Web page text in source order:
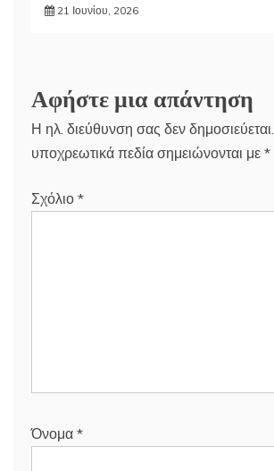
21 Ιουνίου, 2026
Αφήστε μια απάντηση
Η ηλ. διεύθυνση σας δεν δημοσιεύεται.
υποχρεωτικά πεδία σημειώνονται με *
Σχόλιο *
Όνομα *